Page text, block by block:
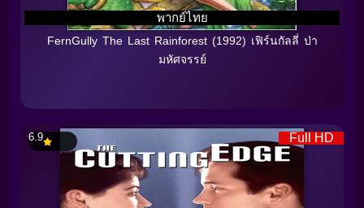
พากย์ไทย
FernGully The Last Rainforest (1992) เฟิร์นกัลลี่ ป่า
มหัศจรรย์
Full HD
6.9